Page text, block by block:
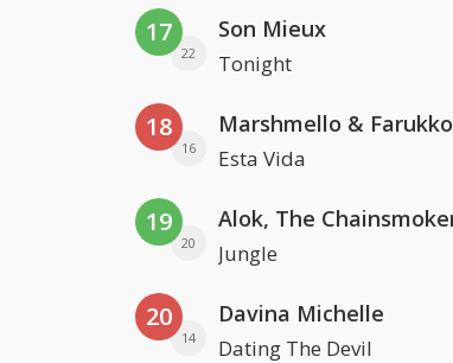
17
22
Son Mieux
Tonight
18
16
Marshmello & Farukko
Esta Vida
19
20 Jungle
20
14
Davina Michelle
Dating The Devil